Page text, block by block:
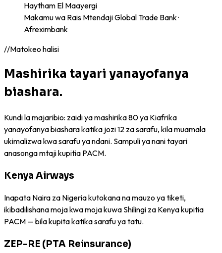
Haytham El Maayergi
Makamu wa Rais Mtendaji Global Trade Bank ·
Afreximbank
//Matokeo halisi
Mashirika tayari yanayofanya
biashara.
Kundi la majaribio: zaidi ya mashirika 80 ya Kiafrika
yanayofanya biashara katika jozi 12 za sarafu, kila muamala
ukimalizwa kwa sarafu ya ndani. Sampuli ya nani tayari
anasonga mtaji kupitia PACM.
Kenya Airways
Inapata Naira za Nigeria kutokana na mauzo ya tiketi,
ikibadilishana moja kwa moja kuwa Shilingi za Kenya kupitia
PACM — bila kupita katika sarafu ya tatu.
ZEP-RE (PTA Reinsurance)